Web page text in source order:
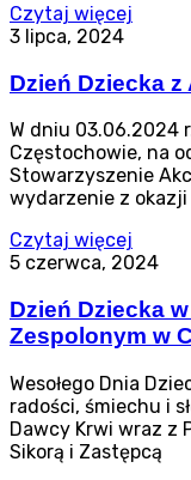
Czytaj więcej
3 lipca, 2024
Dzień Dziecka z
W dniu 03.06.2024
Częstochowie, na
Stowarzyszenie
wydarzenie z okazji
Czytaj więcej
5 czerwca, 2024
Dzień Dziecka
Zespolonym w
Wesołego Dnia
radości, śmiechu i
Dawcy Krwi wraz z
Sikorą i Zastępcą